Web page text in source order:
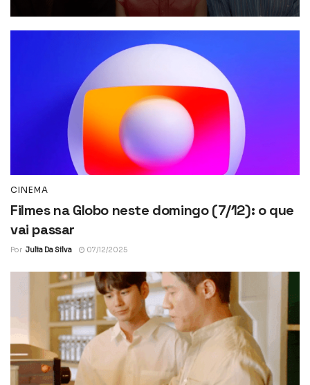
CINEMA
Filmes na Globo neste domingo (7/12): o que
vai passar
Por Julia Da Silva 07/12/2025